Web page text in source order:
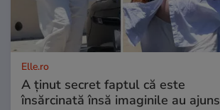
Elle.ro
A ținut secret faptul că este
însărcinată însă imaginile au ajuns